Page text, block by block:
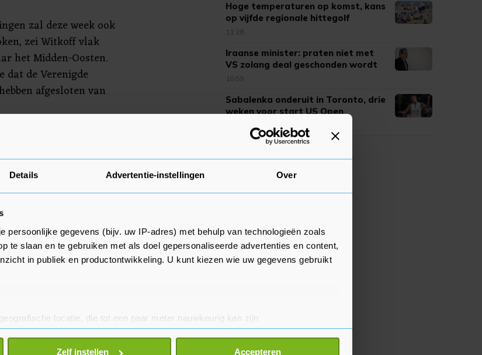
Details Advertentie-instellingen Over
persoonlijke gegevens (bijv. uw IP-adres) met behulp van technologieën zoals
te slaan en te gebruiken met als doel gepersonaliseerde advertenties en content,
in publiek en productontwikkeling. U kunt kiezen wie uw gegevens gebruikt
locatie, die tot een paar meter nauwkeurig kan zijn
actief te scannen op specifieke eigenschappen (fingerprinting)
worden verwerkt en stel uw voorkeuren in het
detailgedeelte
Zelf instellen Accepteren
zal deze week ook
zei Witkoff vlak
het Midden-Oosten.
dat de Verenigde
afgesloten van
plaats
Onder meer de
Zaken Marco
Zelensky
Hoge temperaturen op komst, kans
op vijfde regionale hittegolf
11:28
Iraanse minister: praten niet met
VS zolang deal geschonden wordt
10:59
Sabalenka onderuit in Toronto, drie
weken voor start US Open